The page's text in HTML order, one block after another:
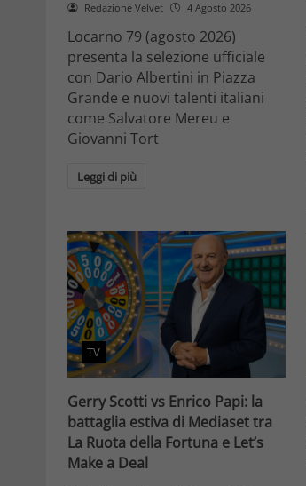
Redazione Velvet 4 Agosto 2026
Locarno 79 (agosto 2026)
presenta la selezione ufficiale
con Dario Albertini in Piazza
Grande e nuovi talenti italiani
come Salvatore Mereu e
Giovanni Tort
Leggi di più
TV
Gerry Scotti vs Enrico Papi: la
battaglia estiva di Mediaset tra
La Ruota della Fortuna e Let’s
Make a Deal